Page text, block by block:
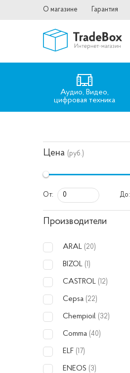
О магазине Гарантия
Аудио, Видео,
цифровая техника
Цена (руб.)
От: До:
Производители
ARAL (20)
BIZOL (1)
CASTROL (12)
Cepsa (22)
Chempioil (32)
Comma (40)
ELF (17)
ENEOS (3)